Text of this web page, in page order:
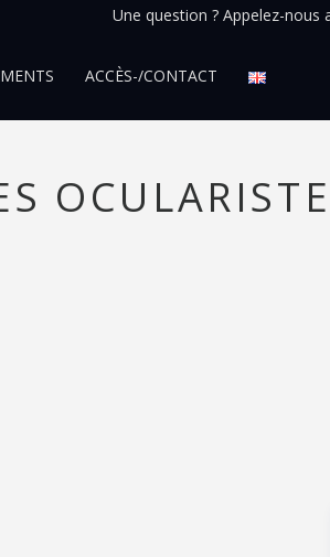
Une question ? Appelez-nous
ACCÈS-/CONTACT